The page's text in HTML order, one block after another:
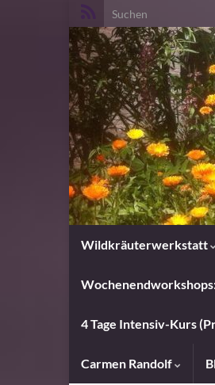
Search for:
Wildkräuterwerkstatt
4 Tage Intensiv-Kurs
Carmen Randolf